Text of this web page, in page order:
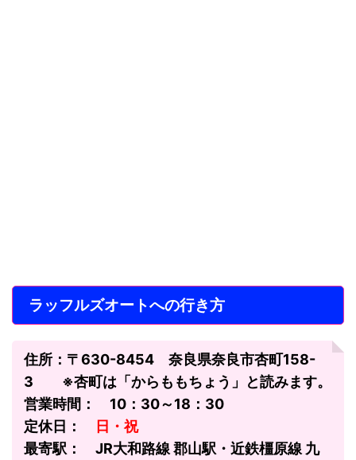
ラッフルズオートへの行き方
住所：〒630-8454 奈良県奈良市杏町158-
3 ※杏町は「からももちょう」と読みます。
営業時間： 10：30～18：30
定休日：
日・祝
最寄駅： JR大和路線 郡山駅・近鉄橿原線 九